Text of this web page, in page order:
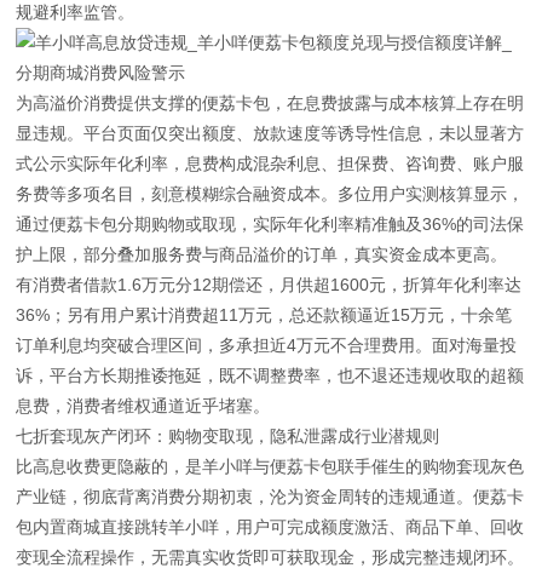
规避利率监管。
为高溢价消费提供支撑的便荔卡包，在息费披露与成本核算上存在明
显违规。平台页面仅突出额度、放款速度等诱导性信息，未以显著方
式公示实际年化利率，息费构成混杂利息、担保费、咨询费、账户服
务费等多项名目，刻意模糊综合融资成本。多位用户实测核算显示，
通过便荔卡包分期购物或取现，实际年化利率精准触及36%的司法保
护上限，部分叠加服务费与商品溢价的订单，真实资金成本更高。
有消费者借款1.6万元分12期偿还，月供超1600元，折算年化利率达
36%；另有用户累计消费超11万元，总还款额逼近15万元，十余笔
订单利息均突破合理区间，多承担近4万元不合理费用。面对海量投
诉，平台方长期推诿拖延，既不调整费率，也不退还违规收取的超额
息费，消费者维权通道近乎堵塞。
七折套现灰产闭环：购物变取现，隐私泄露成行业潜规则
比高息收费更隐蔽的，是羊小咩与便荔卡包联手催生的购物套现灰色
产业链，彻底背离消费分期初衷，沦为资金周转的违规通道。便荔卡
包内置商城直接跳转羊小咩，用户可完成额度激活、商品下单、回收
变现全流程操作，无需真实收货即可获取现金，形成完整违规闭环。